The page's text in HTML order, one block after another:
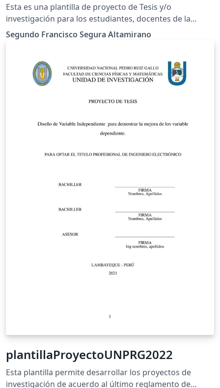
Esta es una plantilla de proyecto de Tesis y/o
investigación para los estudiantes, docentes de la
Universidad Nacional Pedro Ruiz Gallo. Esta
configurado para recibir la bibliografia en BibLatex. Se
genera este tipo de bases de datos
Segundo Francisco Segura Altamirano
plantillaProyectoUNPRG2022
Esta plantilla permite desarrollar los proyectos de
investigación de acuerdo al último reglamento de